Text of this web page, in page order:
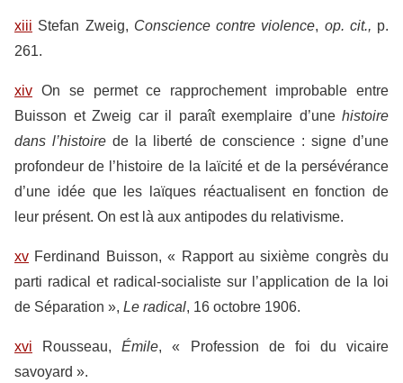
xiii Stefan Zweig, Conscience contre violence, op. cit., p.
261.
xiv On se permet ce rapprochement improbable entre
Buisson et Zweig car il paraît exemplaire d’une histoire
dans l’histoire de la liberté de conscience : signe d’une
profondeur de l’histoire de la laïcité et de la persévérance
d’une idée que les laïques réactualisent en fonction de
leur présent. On est là aux antipodes du relativisme.
xv Ferdinand Buisson, « Rapport au sixième congrès du
parti radical et radical-socialiste sur l’application de la loi
de Séparation », Le radical, 16 octobre 1906.
xvi Rousseau,Émile, « Profession de foi du vicaire
savoyard ».